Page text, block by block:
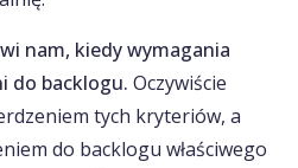
nam, kiedy wymagania
do backlogu. Oczywiście
tych kryteriów, a
do backlogu właściwego